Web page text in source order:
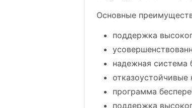
Основные
поддержка
надежная система
программа
поддержка